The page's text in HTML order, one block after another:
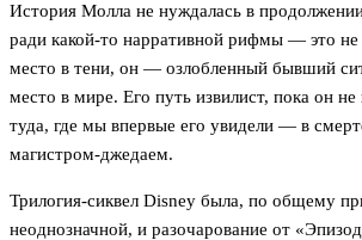
История Молла не нуждалась в
ради какой-то нарративной рифмы — это не
место в тени, он — озлобленный бывший
место в мире. Его путь извилист, пока он не
туда, где мы впервые его увидели — в
магистром-джедаем.
Трилогия-сиквел Disney была, по общему
неоднозначной, и разочарование от